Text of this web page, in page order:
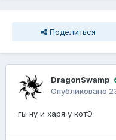
Поделиться
DragonSwamp
Опубликовано
гы ну и харя у котЭ